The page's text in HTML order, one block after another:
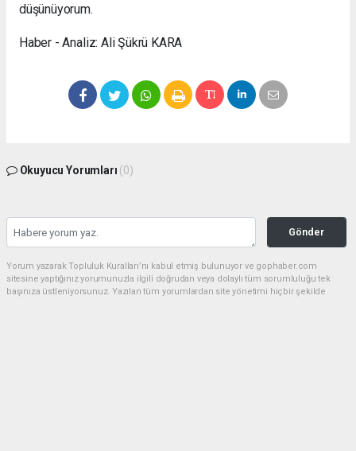
düşünüyorum.
Haber - Analiz: Ali Şükrü KARA
Okuyucu Yorumları (0)
Gönder
Yorum yazarak Topluluk Kuralları’nı kabul etmiş bulunuyor ve gophaber.com
sitesine yaptığınız yorumunuzla ilgili doğrudan veya dolaylı tüm sorumluluğu tek
başınıza üstleniyorsunuz. Yazılan tüm yorumlardan site yönetimi hiçbir şekilde